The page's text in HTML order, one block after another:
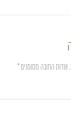
שדות החובה מסומנים *